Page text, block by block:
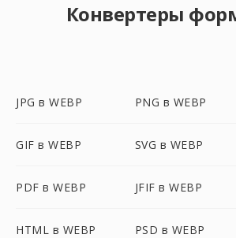
Конвертеры
JPG в WEBP PNG в WEBP
GIF в WEBP SVG в WEBP
PDF в WEBP JFIF в WEBP
HTML в WEBP PSD в WEBP